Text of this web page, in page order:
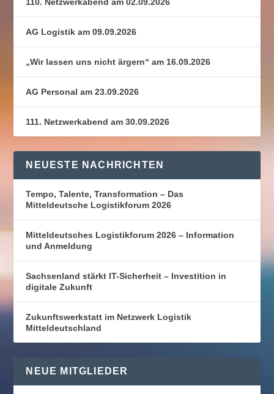
AG Logistik am 09.09.2026
„Wir lassen uns nicht ärgern“ am 16.09.2026
AG Personal am 23.09.2026
111. Netzwerkabend am 30.09.2026
NEUESTE NACHRICHTEN
Tempo, Talente, Transformation – Das
Mitteldeutsche Logistikforum 2026
Mitteldeutsches Logistikforum 2026 – Information
und Anmeldung
Sachsenland stärkt IT-Sicherheit – Investition in
digitale Zukunft
Zukunftswerkstatt im Netzwerk Logistik
Mitteldeutschland
NEUE MITGLIEDER